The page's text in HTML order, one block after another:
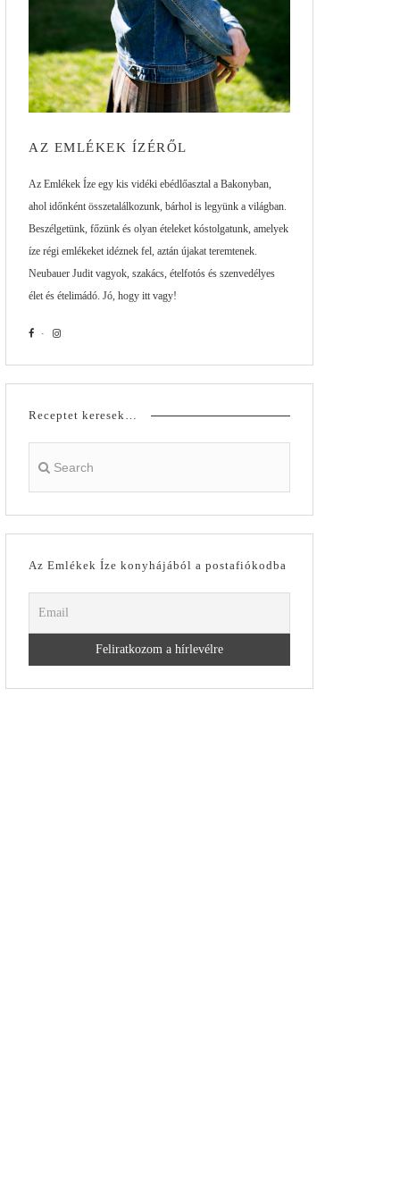
AZ EMLÉKEK ÍZÉRŐL
Az Emlékek Íze egy kis vidéki ebédlőasztal a Bakonyban,
ahol időnként összetalálkozunk, bárhol is legyünk a világban.
Beszélgetünk, főzünk és olyan ételeket kóstolgatunk, amelyek
íze régi emlékeket idéznek fel, aztán újakat teremtenek.
Neubauer Judit vagyok, szakács, ételfotós és szenvedélyes
élet és ételimádó. Jó, hogy itt vagy!
Receptet keresek…
Az Emlékek Íze konyhájából a postafiókodba